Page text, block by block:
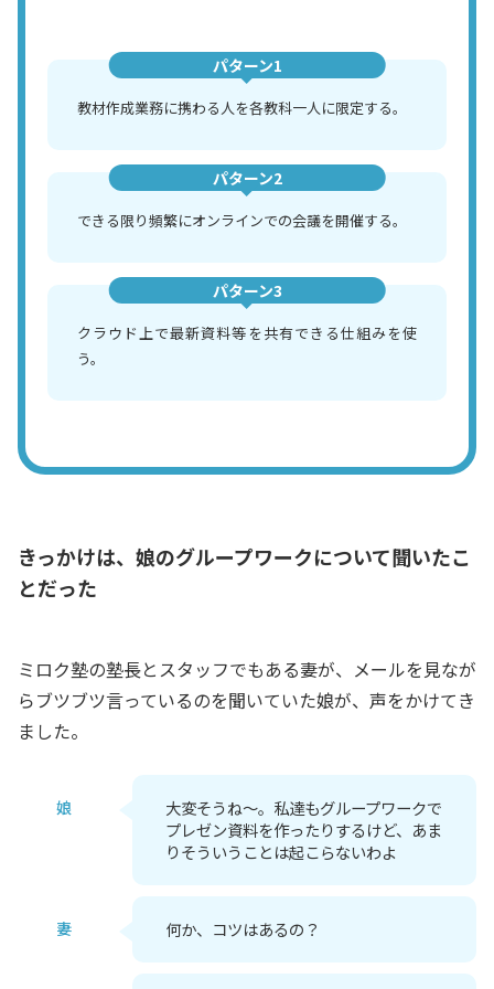
パターン1
教材作成業務に携わる人を各教科一人に限定する。
パターン2
できる限り頻繁にオンラインでの会議を開催する。
パターン3
クラウド上で最新資料等を共有できる仕組みを使
う。
きっかけは、娘のグループワークについて聞いたこ
とだった
ミロク塾の塾長とスタッフでもある妻が、メールを見なが
らブツブツ言っているのを聞いていた娘が、声をかけてき
ました。
娘
大変そうね～。私達もグループワークで
プレゼン資料を作ったりするけど、あま
りそういうことは起こらないわよ
妻 何か、コツはあるの？